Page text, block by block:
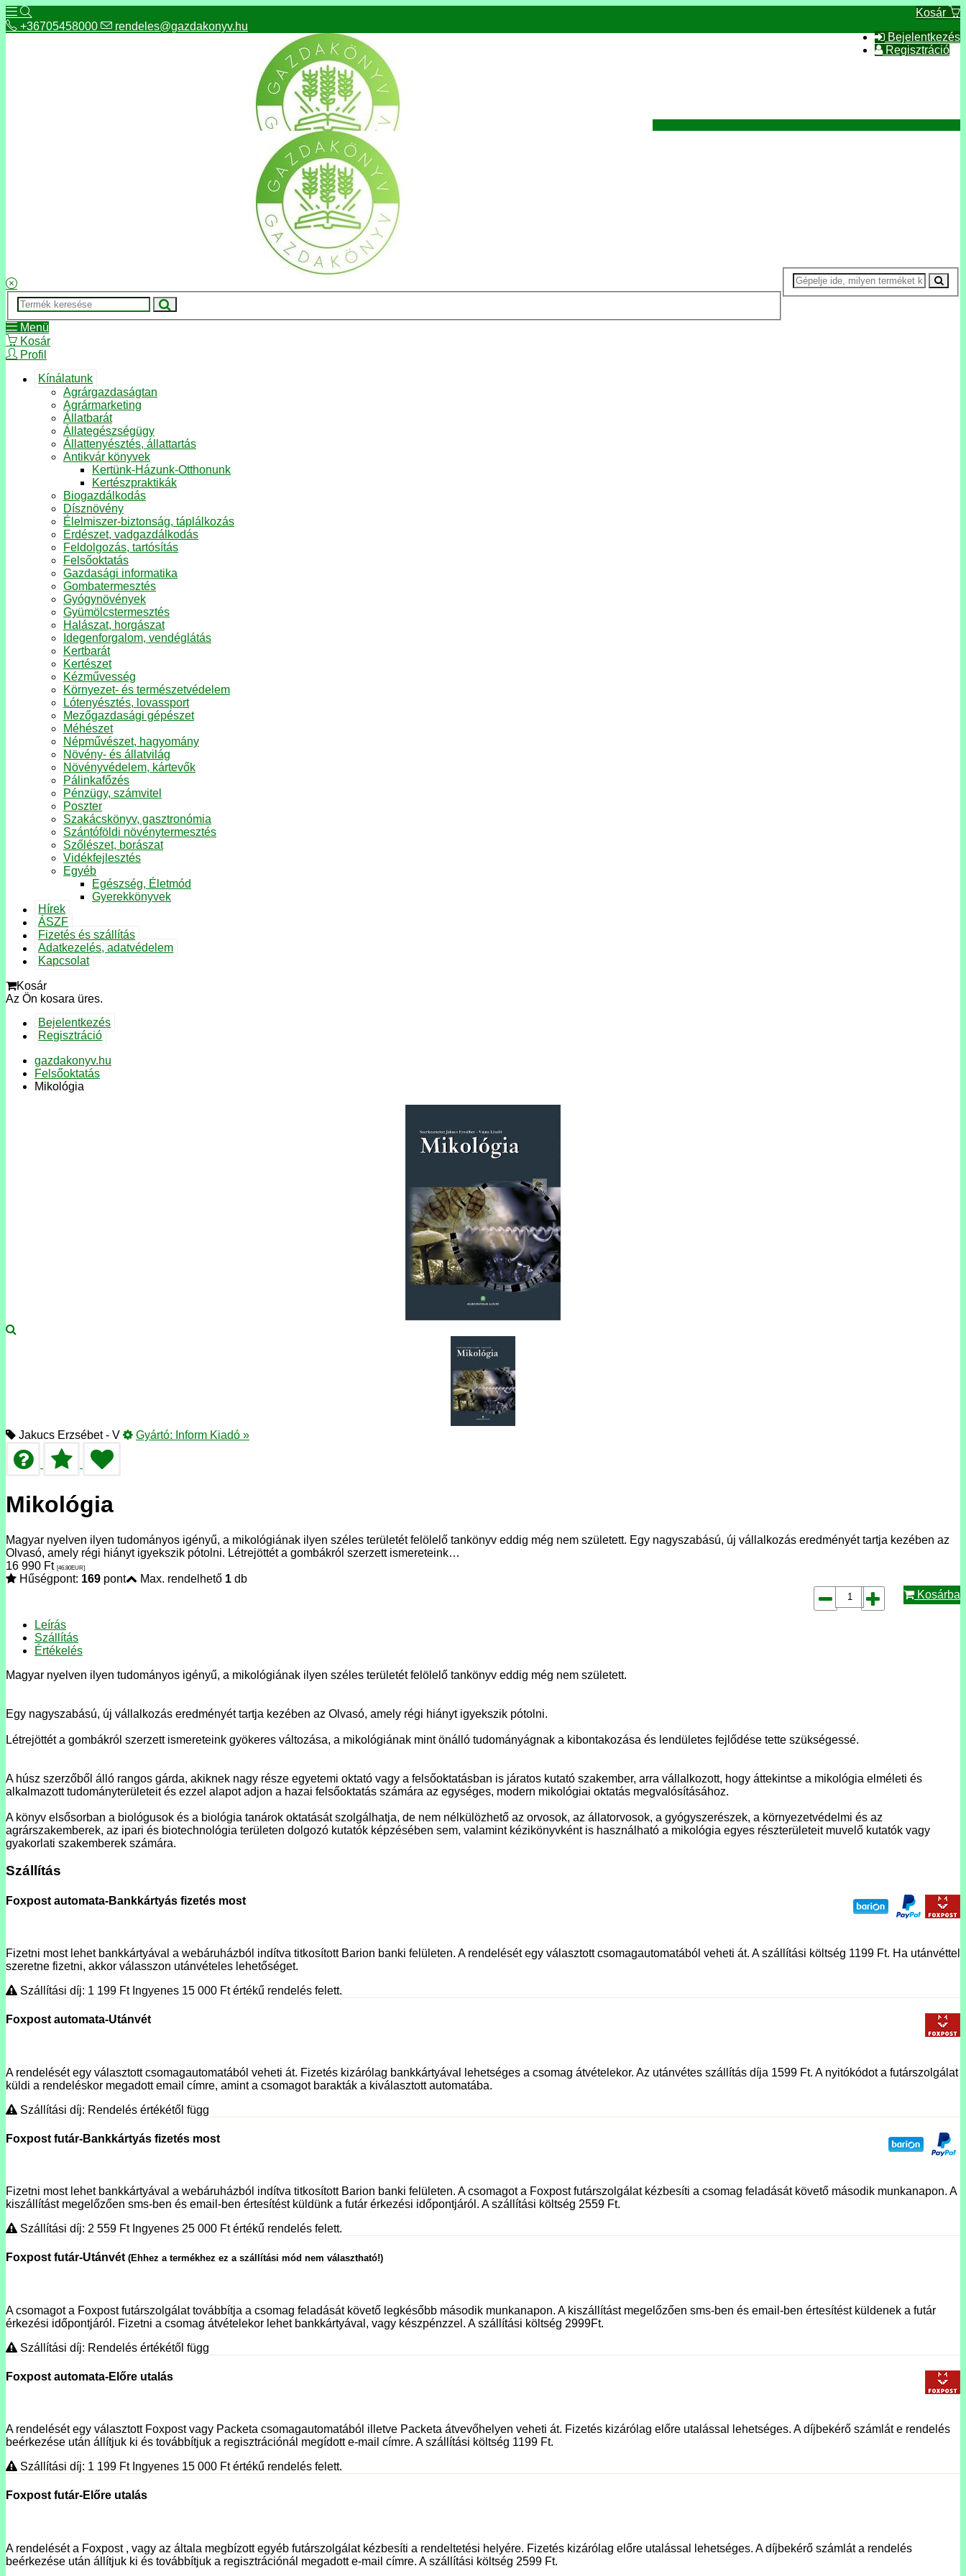
Kosár
Bejelentkezés
Regisztráció
+36705458000 rendeles@gazdakonyv.hu
Menü
Kosár
Profil
Kínálatunk
Agrárgazdaságtan
Agrármarketing
Állatbarát
Állategészségügy
Állattenyésztés, állattartás
Antikvár könyvek
Kertünk-Házunk-Otthonunk
Kertészpraktikák
Biogazdálkodás
Dísznövény
Élelmiszer-biztonság, táplálkozás
Erdészet, vadgazdálkodás
Feldolgozás, tartósítás
Felsőoktatás
Gazdasági informatika
Gombatermesztés
Gyógynövények
Gyümölcstermesztés
Halászat, horgászat
Idegenforgalom, vendéglátás
Kertbarát
Kertészet
Kézművesség
Környezet- és természetvédelem
Lótenyésztés, lovassport
Mezőgazdasági gépészet
Méhészet
Népművészet, hagyomány
Növény- és állatvilág
Növényvédelem, kártevők
Pálinkafőzés
Pénzügy, számvitel
Poszter
Szakácskönyv, gasztronómia
Szántóföldi növénytermesztés
Szőlészet, borászat
Vidékfejlesztés
Egyéb
Egészség, Életmód
Gyerekkönyvek
Hírek
ÁSZF
Fizetés és szállítás
Adatkezelés, adatvédelem
Kapcsolat
Kosár
Az Ön kosara üres.
Bejelentkezés
Regisztráció
gazdakonyv.hu
Felsőoktatás
Mikológia
Jakucs Erzsébet - V Gyártó: Inform Kiadó »
Mikológia
Magyar nyelven ilyen tudományos igényű, a mikológiának ilyen széles területét felölelő tankönyv eddig még nem született. Egy nagyszabású, új vállalkozás eredményét tartja kezében az
Olvasó, amely régi hiányt igyekszik pótolni. Létrejöttét a gombákról szerzett ismereteink…
16 990 Ft [46.80EUR]
Hűségpont: 169 pont Max. rendelhető 1 db
Kosárba
Leírás
Szállítás
Értékelés
Magyar nyelven ilyen tudományos igényű, a mikológiának ilyen széles területét felölelő tankönyv eddig még nem született.
Egy nagyszabású, új vállalkozás eredményét tartja kezében az Olvasó, amely régi hiányt igyekszik pótolni.
Létrejöttét a gombákról szerzett ismereteink gyökeres változása, a mikológiának mint önálló tudományágnak a kibontakozása és lendületes fejlődése tette szükségessé.
A húsz szerzőből álló rangos gárda, akiknek nagy része egyetemi oktató vagy a felsőoktatásban is járatos kutató szakember, arra vállalkozott, hogy áttekintse a mikológia elméleti és
alkalmazott tudományterületeit és ezzel alapot adjon a hazai felsőoktatás számára az egységes, modern mikológiai oktatás megvalósításához.
A könyv elsősorban a biológusok és a biológia tanárok oktatását szolgálhatja, de nem nélkülözhető az orvosok, az állatorvosok, a gyógyszerészek, a környezetvédelmi és az
agrárszakemberek, az ipari és biotechnológia területen dolgozó kutatók képzésében sem, valamint kézikönyvként is használható a mikológia egyes részterületeit muvelő kutatók vagy
gyakorlati szakemberek számára.
Szállítás
Foxpost automata-Bankkártyás fizetés most
Fizetni most lehet bankkártyával a webáruházból indítva titkosított Barion banki felületen. A rendelését egy választott csomagautomatából veheti át. A szállítási költség 1199 Ft. Ha utánvéttel
szeretne fizetni, akkor válasszon utánvételes lehetőséget.
Szállítási díj: 1 199 Ft Ingyenes 15 000 Ftértékű rendelés felett.
Foxpost automata-Utánvét
A rendelését egy választott csomagautomatából veheti át. Fizetés kizárólag bankkártyával lehetséges a csomag átvételekor. Az utánvétes szállítás díja 1599 Ft. A nyitókódot a futárszolgálat
küldi a rendeléskor megadott email címre, amint a csomagot barakták a kiválasztott automatába.
Szállítási díj: Rendelés értékétől függ
Foxpost futár-Bankkártyás fizetés most
Fizetni most lehet bankkártyával a webáruházból indítva titkosított Barion banki felületen. A csomagot a Foxpost futárszolgálat kézbesíti a csomag feladását követő második munkanapon. A
kiszállítást megelőzően sms-ben és email-ben értesítést küldünk a futár érkezési időpontjáról. A szállítási költség 2559 Ft.
Szállítási díj: 2 559 Ft Ingyenes 25 000 Ftértékű rendelés felett.
Foxpost futár-Utánvét (Ehhez a termékhez ez a szállítási mód nem választható!)
A csomagot a Foxpost futárszolgálat továbbítja a csomag feladását követő legkésőbb második munkanapon. A kiszállítást megelőzően sms-ben és email-ben értesítést küldenek a futár
érkezési időpontjáról. Fizetni a csomag átvételekor lehet bankkártyával, vagy készpénzzel. A szállítási költség 2999Ft.
Szállítási díj: Rendelés értékétől függ
Foxpost automata-Előre utalás
A rendelését egy választott Foxpost vagy Packeta csomagautomatából illetve Packeta átvevőhelyen veheti át. Fizetés kizárólag előre utalással lehetséges. A díjbekérő számlát e rendelés
beérkezése után állítjuk ki és továbbítjuk a regisztrációnál megídott e-mail címre. A szállítási költség 1199 Ft.
Szállítási díj: 1 199 Ft Ingyenes 15 000 Ftértékű rendelés felett.
Foxpost futár-Előre utalás
A rendelését a Foxpost , vagy az általa megbízott egyéb futárszolgálat kézbesíti a rendeltetési helyére. Fizetés kizárólag előre utalással lehetséges. A díjbekérő számlát a rendelés
beérkezése után állítjuk ki és továbbítjuk a regisztrációnál megadott e-mail címre. A szállítási költség 2599 Ft.